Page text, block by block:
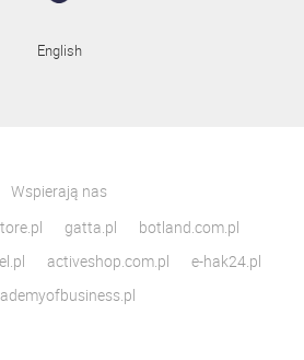
English
Wspierają nas
gatta.pl
botland.com.pl
activeshop.com.pl
e-hak24.pl